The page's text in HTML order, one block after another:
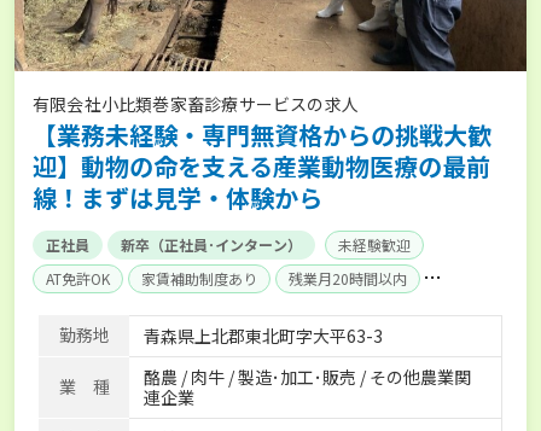
有限会社小比類巻家畜診療サービスの求人
【業務未経験・専門無資格からの挑戦大歓
迎】動物の命を支える産業動物医療の最前
線！まずは見学・体験から
正社員 新卒（正社員･インターン）
未経験歓迎
AT免許OK
家賃補助制度あり
残業月20時間以内
賞与実績あり
年間休日100日以上 社会保険完備
勤務地 青森県上北郡東北町字大平63-3
業 種
酪農 / 肉牛 / 製造･加工･販売 / その他農業関
連企業